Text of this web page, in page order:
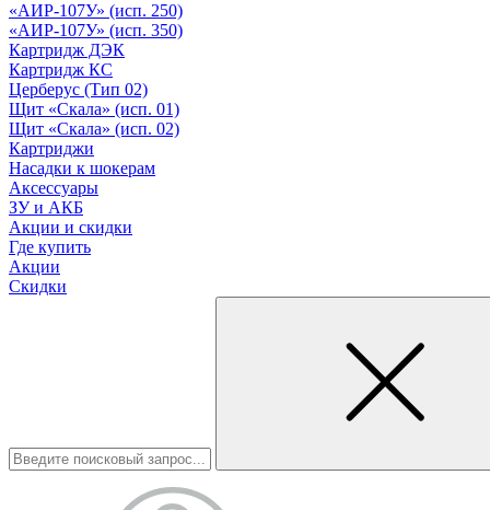
«АИР-107У» (исп. 250)
«АИР-107У» (исп. 350)
Картридж ДЭК
Картридж КС
Церберус (Тип 02)
Щит «Скала» (исп. 01)
Щит «Скала» (исп. 02)
Картриджи
Насадки к шокерам
Аксессуары
ЗУ и АКБ
Акции и скидки
Где купить
Акции
Скидки